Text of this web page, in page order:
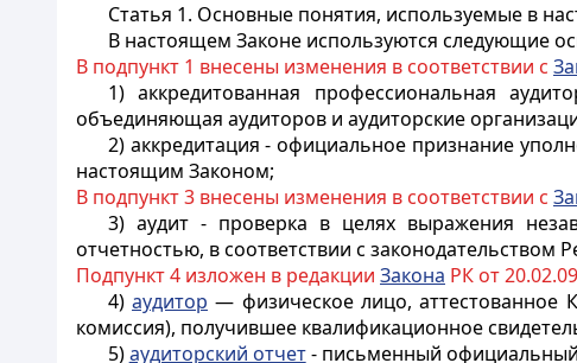
Статья 1. Основные понятия, используемые в
В настоящем Законе используются следующие
В подпункт 1 внесены изменения в соответствии с
1) аккредитованная профессиональная
объединяющая аудиторов и аудиторские
2) аккредитация - официальное признание
настоящим Законом;
В подпункт 3 внесены изменения в соответствии с
3) аудит - проверка в целях выражения
отчетностью, в соответствии с законодательством
Подпункт 4 изложен в редакции Закона РК от
4)аудитор — физическое лицо, аттестованное
комиссия), получившее квалификационное
5)аудиторский отчет- письменный официальный